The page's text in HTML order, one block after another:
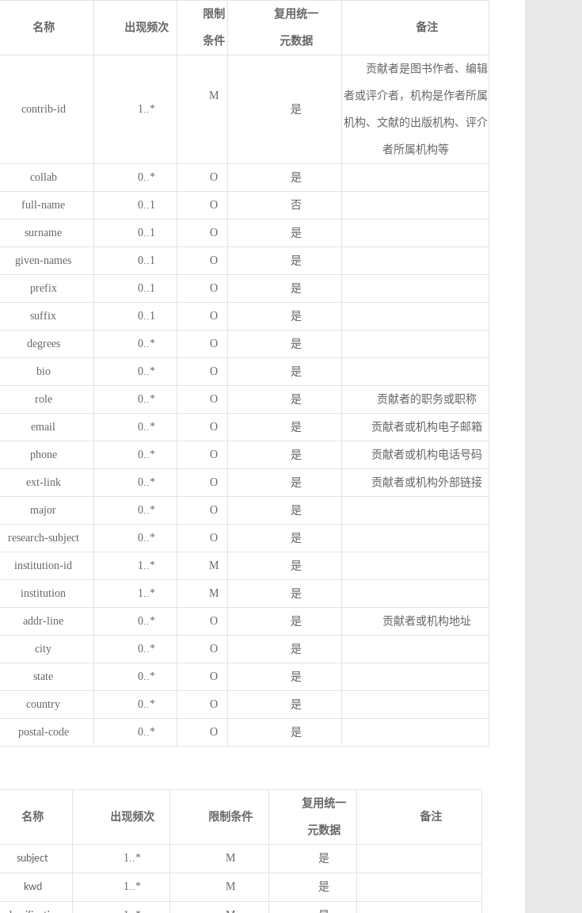
名称 出现频次
限制
条件
复用统一
元数据
备注
contrib-id 1..*
M
是
贡献者是图书作者、编辑
者或评介者，机构是作者所属
机构、文献的出版机构、评介
者所属机构等
collab 0..* O 是
full-name 0..1 O 否
surname 0..1 O 是
given-names 0..1 O 是
prefix 0..1 O 是
suffix 0..1 O 是
degrees 0..* O 是
bio 0..* O 是
role 0..* O 是 贡献者的职务或职称
email 0..* O 是 贡献者或机构电子邮箱
phone 0..* O 是 贡献者或机构电话号码
ext-link 0..* O 是 贡献者或机构外部链接
major 0..* O 是
research-subject 0..* O 是
institution-id 1..* M 是
institution 1..* M 是
addr-line 0..* O 是 贡献者或机构地址
city 0..* O 是
state 0..* O 是
country 0..* O 是
postal-code 0..* O 是
名称 出现频次 限制条件
复用统一
元数据
备注
subject 1..* M 是
kwd 1..* M 是